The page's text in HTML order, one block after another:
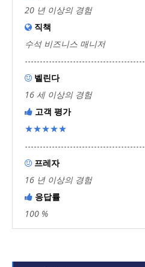
20 년 이상의 경험
 직책
수석 비즈니스 매니저
----------------------------------------
 벨린다
16 세 이상의 경험
 고객 평가
★★★★★
----------------------------------------
 프레자
16 년 이상의 경험
 응답률
100 %